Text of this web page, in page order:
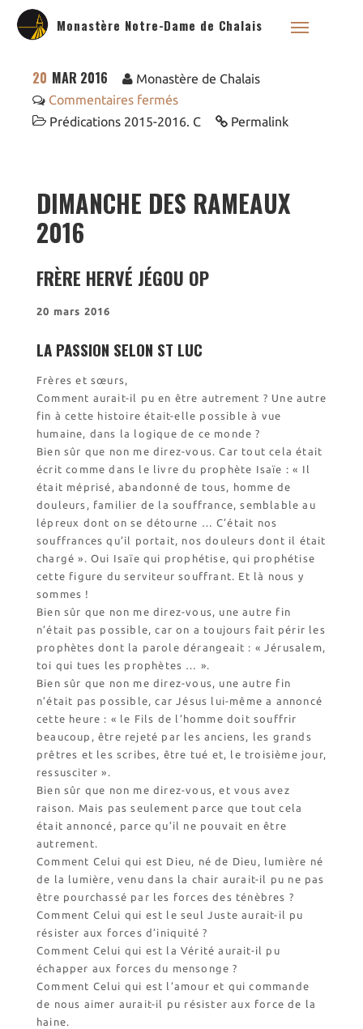
Monastère Notre-Dame de Chalais
La famille dominicaine
Devenir moniale
Informations pratiques
Horaires
Accueil de groupes
Séjours étudiant(e)s
Covoiturage
La boutique – Librairie
Catalogue et tarifs
Nos emballages
Nos biscuits
L’association
Dernières conférences
Contact Accueil
Contact Boutique
20 MAR 2016
Monastère de Chalais
Commentaires fermés
Prédications 2015-2016. C
Permalink
DIMANCHE DES RAMEAUX
2016
FRÈRE HERVÉ JÉGOU OP
20 mars 2016
LA PASSION SELON ST LUC
Frères et sœurs,
Comment aurait-il pu en être autrement ? Une autre
fin à cette histoire était-elle possible à vue
humaine, dans la logique de ce monde ?
Bien sûr que non me direz-vous. Car tout cela était
écrit comme dans le livre du prophète Isaïe : « Il
était méprisé, abandonné de tous, homme de
douleurs, familier de la souffrance, semblable au
lépreux dont on se détourne … C’était nos
souffrances qu’il portait, nos douleurs dont il était
chargé ». Oui Isaïe qui prophétise, qui prophétise
cette figure du serviteur souffrant. Et là nous y
sommes !
Bien sûr que non me direz-vous, une autre fin
n’était pas possible, car on a toujours fait périr les
prophètes dont la parole dérangeait : « Jérusalem,
toi qui tues les prophètes … ».
Bien sûr que non me direz-vous, une autre fin
n’était pas possible, car Jésus lui-même a annoncé
cette heure : « le Fils de l’homme doit souffrir
beaucoup, être rejeté par les anciens, les grands
prêtres et les scribes, être tué et, le troisième jour,
ressusciter ».
Bien sûr que non me direz-vous, et vous avez
raison. Mais pas seulement parce que tout cela
était annoncé, parce qu’il ne pouvait en être
autrement.
Comment Celui qui est Dieu, né de Dieu, lumière né
de la lumière, venu dans la chair aurait-il pu ne pas
être pourchassé par les forces des ténèbres ?
Comment Celui qui est le seul Juste aurait-il pu
résister aux forces d’iniquité ?
Comment Celui qui est la Vérité aurait-il pu
échapper aux forces du mensonge ?
Comment Celui qui est l’amour et qui commande
de nous aimer aurait-il pu résister aux force de la
haine.